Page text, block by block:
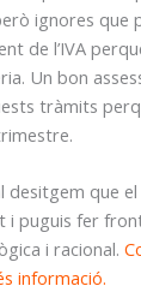
ignores que
de l’IVA
Un bon
tràmits
desitgem que
i puguis fer
i racional.
informació.